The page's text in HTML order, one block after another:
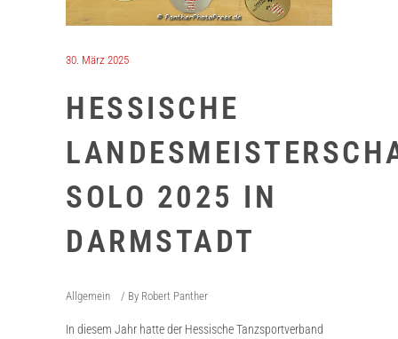
30. März 2025
HESSISCHE
SOLO 2025 IN
DARMSTADT
Allgemein By Robert Panther
In diesem Jahr hatte der Hessische Tanzsportverband